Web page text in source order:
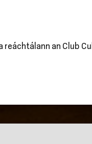
reáchtálann an Club